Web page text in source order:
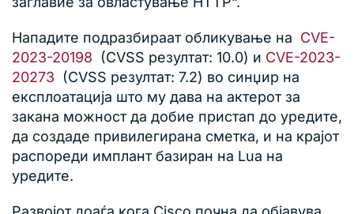
Нападите подразбираат обликување на CVE-
2023-20198 (CVSS резултат: 10.0) и CVE-2023-
20273 (CVSS резултат: 7.2) во синџир на
експлоатација што му дава на актерот за
закана можност да добие пристап до уредите,
да создаде привилегирана сметка, и на крајот
распореди имплант базиран на Lua на
уредите.